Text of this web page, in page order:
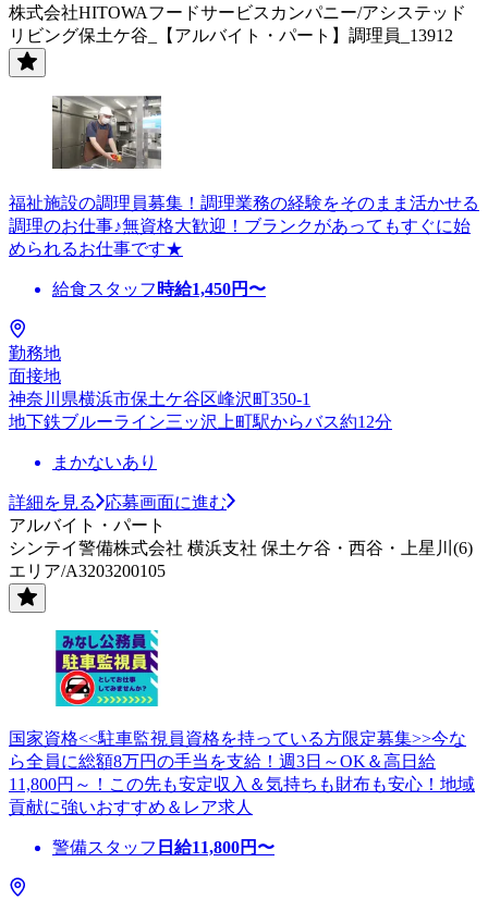
株式会社HITOWAフードサービスカンパニー/アシステッド
リビング保土ケ谷_【アルバイト・パート】調理員_13912
福祉施設の調理員募集！調理業務の経験をそのまま活かせる
調理のお仕事♪無資格大歓迎！ブランクがあってもすぐに始
められるお仕事です★
給食スタッフ 時給1,450円〜
勤務地
面接地
神奈川県横浜市保土ケ谷区峰沢町350-1
地下鉄ブルーライン三ッ沢上町駅からバス約12分
まかないあり
詳細を見る
応募画面に進む
アルバイト・パート
シンテイ警備株式会社 横浜支社 保土ケ谷・西谷・上星川(6)
エリア/A3203200105
国家資格<<駐車監視員資格を持っている方限定募集>>今な
ら全員に総額8万円の手当を支給！週3日～OK＆高日給
11,800円～！この先も安定収入＆気持ちも財布も安心！地域
貢献に強いおすすめ＆レア求人
警備スタッフ 日給11,800円〜